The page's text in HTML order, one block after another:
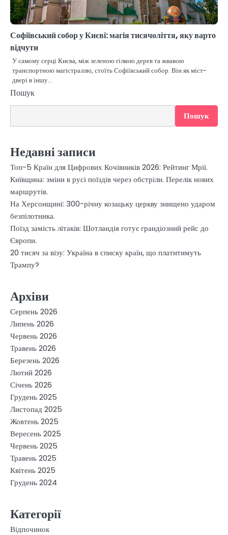
Софіївський собор у Києві: магія тисячоліття, яку варто
відчути
У самому серці Києва, між зеленою гілкою дерев та жвавою
транспортною магістраллю, стоїть Софіївський собор. Він як міст-
двері в іншу…
Пошук
Пошук
Недавні записи
Топ-5 Країн для Цифрових Кочівників 2026: Рейтинг Мрії.
Київщина: зміни в русі поїздів через обстріли. Перелік нових
маршрутів.
На Херсонщині: 300-річну козацьку церкву знищено ударом
безпілотника.
Поїзд замість літаків: Шотландія готує грандіозний рейс до
Європи.
20 тисяч за візу: Україна в списку країн, що платитимуть
Трампу?
Архіви
Серпень 2026
Липень 2026
Червень 2026
Травень 2026
Березень 2026
Лютий 2026
Січень 2026
Грудень 2025
Листопад 2025
Жовтень 2025
Вересень 2025
Червень 2025
Травень 2025
Квітень 2025
Грудень 2024
Категорії
Відпочинок